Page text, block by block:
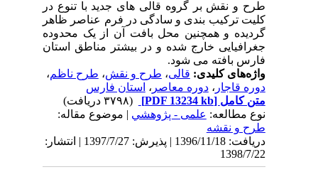
طرح و نقش بر گروه قالی های جدید با تنوع در
کلیت ترکیب بندی و سادگی در فرم عناصر ظاهر
گردیده و همچنین محل بافت آن از یک محدوده
جغرافیایی خارج شده و در بیشتر مناطق استان
فارس بافته می شود.
واژه‌های کلیدی:قالی،طرح و نقش،طرح ناظم،
دوره قاجار، دوره معاصر، استان فارس
متن کامل[PDF 13234 kb]
نوع مطالعه:علمی - پژوهشي| موضوع مقاله:
طرح و نقشه
دریافت: 1396/11/18 | پذیرش: 1397/7/27 | انتشار:
1398/7/22